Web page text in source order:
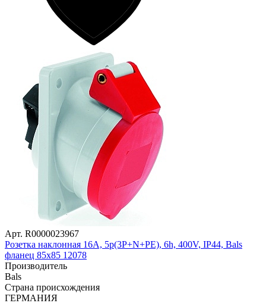
Арт. R0000023967
Розетка наклонная 16A, 5р(3P+N+PE), 6h, 400V, IP44, Bals
фланец 85х85 12078
Производитель
Bals
Страна происхождения
ГЕРМАНИЯ